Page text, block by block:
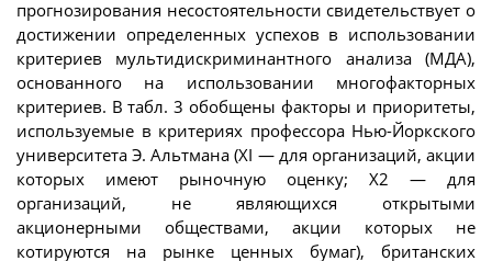
прогнозирования несостоятельности свидетельствует о
достижении определенных успехов в использовании
критериев мультидискриминантного анализа (МДА),
основанного на использовании многофакторных
критериев. В табл. 3 обобщены факторы и приоритеты,
используемые в критериях профессора Нью-Йоркского
университета Э. Альтмана (XI — для организаций, акции
которых имеют рыночную оценку; Х2 — для
организаций, не являющихся открытыми
акционерными обществами, акции которых не
котируются на рынке ценных бумаг), британских